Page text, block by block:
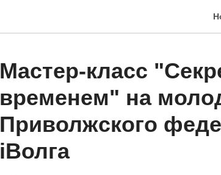
Мастер-класс
временем" на
Приволжского
iВолга